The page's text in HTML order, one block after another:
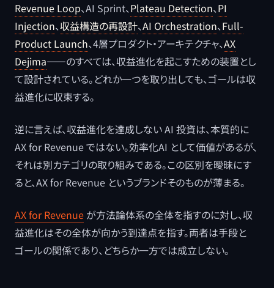
Revenue Loop、AI Sprint、Plateau Detection、PI
Injection、収益構造の再設計、AI Orchestration、Full-
Product Launch、4層プロダクト・アーキテクチャ、AX
Dejima——のすべては、収益進化を起こすための装置とし
て設計されている。どれか一つを取り出しても、ゴールは収
益進化に収束する。
逆に言えば、収益進化を達成しない AI 投資は、本質的に
AX for Revenue ではない。効率化AI として価値があるが、
それは別カテゴリの取り組みである。この区別を曖昧にす
ると、AX for Revenue というブランドそのものが薄まる。
AX for Revenue が方法論体系の全体を指すのに対し、収
益進化はその全体が向かう到達点を指す。両者は手段と
ゴールの関係であり、どちらか一方では成立しない。